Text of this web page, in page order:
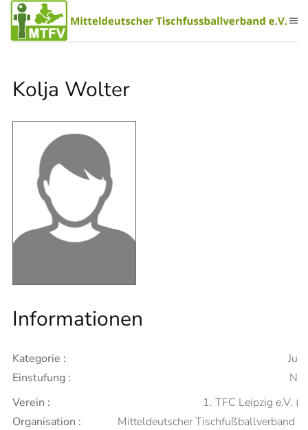
Zum Hauptinhalt springen
Kolja Wolter
Informationen
Kategorie :
Einstufung :
Verein :
1. TFC Leipzig e.V.
Organisation :
Mitteldeutscher Tischfußballverband